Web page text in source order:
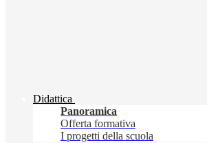
Didattica
Panoramica
Offerta formativa
I progetti della scuola